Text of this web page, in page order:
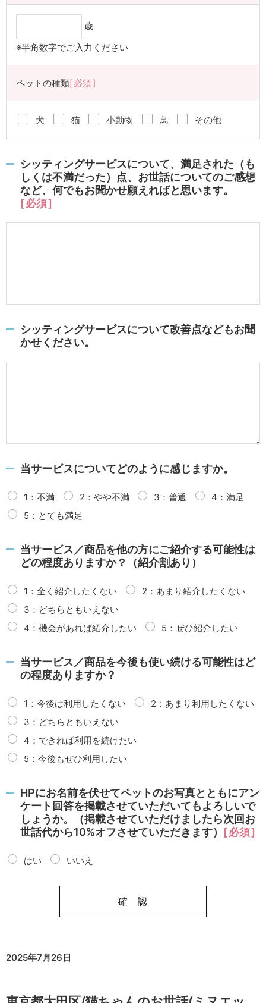
歳
※半角数字でご入力ください
ペットの種類 必須
犬 猫 小動物 鳥 その他
シッティングサービスについて、満足された（も
しくは不満だった）点、お世話についてのご感想
など、何でもお聞かせ願えればと思います。
必須
シッティングサービスについて改善点などもお聞
かせください。
当サービスについてどのように感じますか。
1：不満 2：やや不満 3：普通
4：満足
5：とても満足
当サービス／商品を他の方にご紹介する可能性は
どの程度ありますか？（紹介割あり）
1：全く紹介したくない
2：あまり紹介したくない
3：どちらともいえない
4：機会があれば紹介したい
5：ぜひ紹介したい
当サービス／商品を今後も使い続ける可能性はど
の程度ありますか？
1：今後は利用したくない
2：あまり利用したくない
3：どちらともいえない
4：できれば利用を続けたい
5：今後もぜひ利用したい
HPにお名前を伏せてペットのお写真とともにアン
ケート回答を掲載させていただいてもよろしいで
しょうか。（掲載させていただけましたら次回お
世話代から10%オフさせていただきます）
必須
はい いいえ
2025年7月26日